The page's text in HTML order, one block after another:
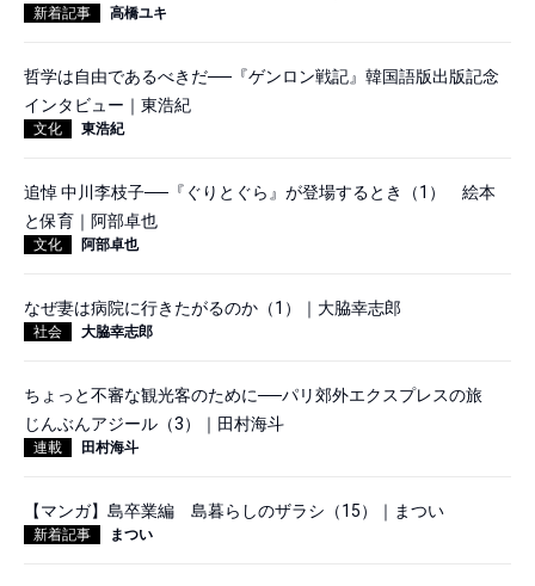
新着記事 高橋ユキ
哲学は自由であるべきだ──『ゲンロン戦記』韓国語版出版記念
インタビュー｜東浩紀
文化 東浩紀
追悼 中川李枝子──『ぐりとぐら』が登場するとき（1） 絵本
と保育｜阿部卓也
文化 阿部卓也
なぜ妻は病院に行きたがるのか（1）｜大脇幸志郎
社会 大脇幸志郎
ちょっと不審な観光客のために──パリ郊外エクスプレスの旅
じんぶんアジール（3）｜田村海斗
連載 田村海斗
【マンガ】島卒業編 島暮らしのザラシ（15）｜まつい
新着記事 まつい